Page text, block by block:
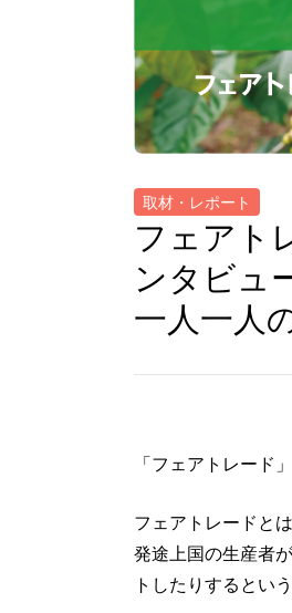
取材・レポート
フェアト
ンタビュ
一人一人
「フェアトレード
フェアトレードと
発途上国の生産者
トしたりするとい